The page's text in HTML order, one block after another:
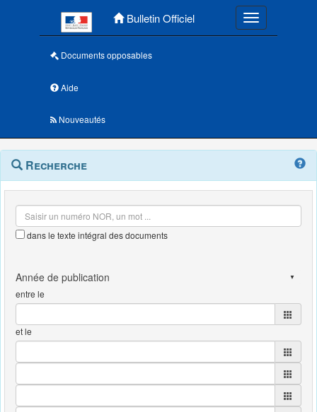
Bulletin Officiel Toggle
Documents opposables
Aide
Nouveautés
Navigation
outils
Menu
contextuel
Recherche
dans le texte intégral des documents
entre le
et le